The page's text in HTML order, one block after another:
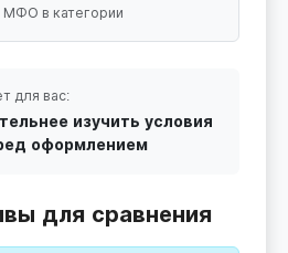
МФО в категории
для вас:
изучить условия
оформлением
для сравнения